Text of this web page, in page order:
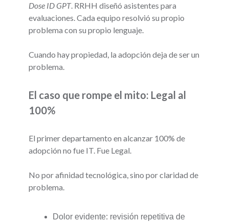
Dose ID GPT. RRHH diseñó asistentes para
evaluaciones. Cada equipo resolvió su propio
problema con su propio lenguaje.
Cuando hay propiedad, la adopción deja de ser un
problema.
El caso que rompe el mito: Legal al
100%
El primer departamento en alcanzar 100% de
adopción no fue IT. Fue Legal.
No por afinidad tecnológica, sino por claridad de
problema.
Dolor evidente: revisión repetitiva de